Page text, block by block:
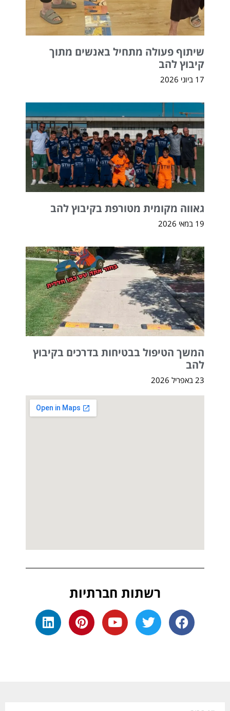
שיתוף פעולה מתחיל באנשים מתוך
קיבוץ להב
17 ביוני 2026
גאווה מקומית מטורפת בקיבוץ להב
19 במאי 2026
המשך הטיפול בבטיחות בדרכים בקיבוץ
להב
23 באפריל 2026
רשתות חברתיות